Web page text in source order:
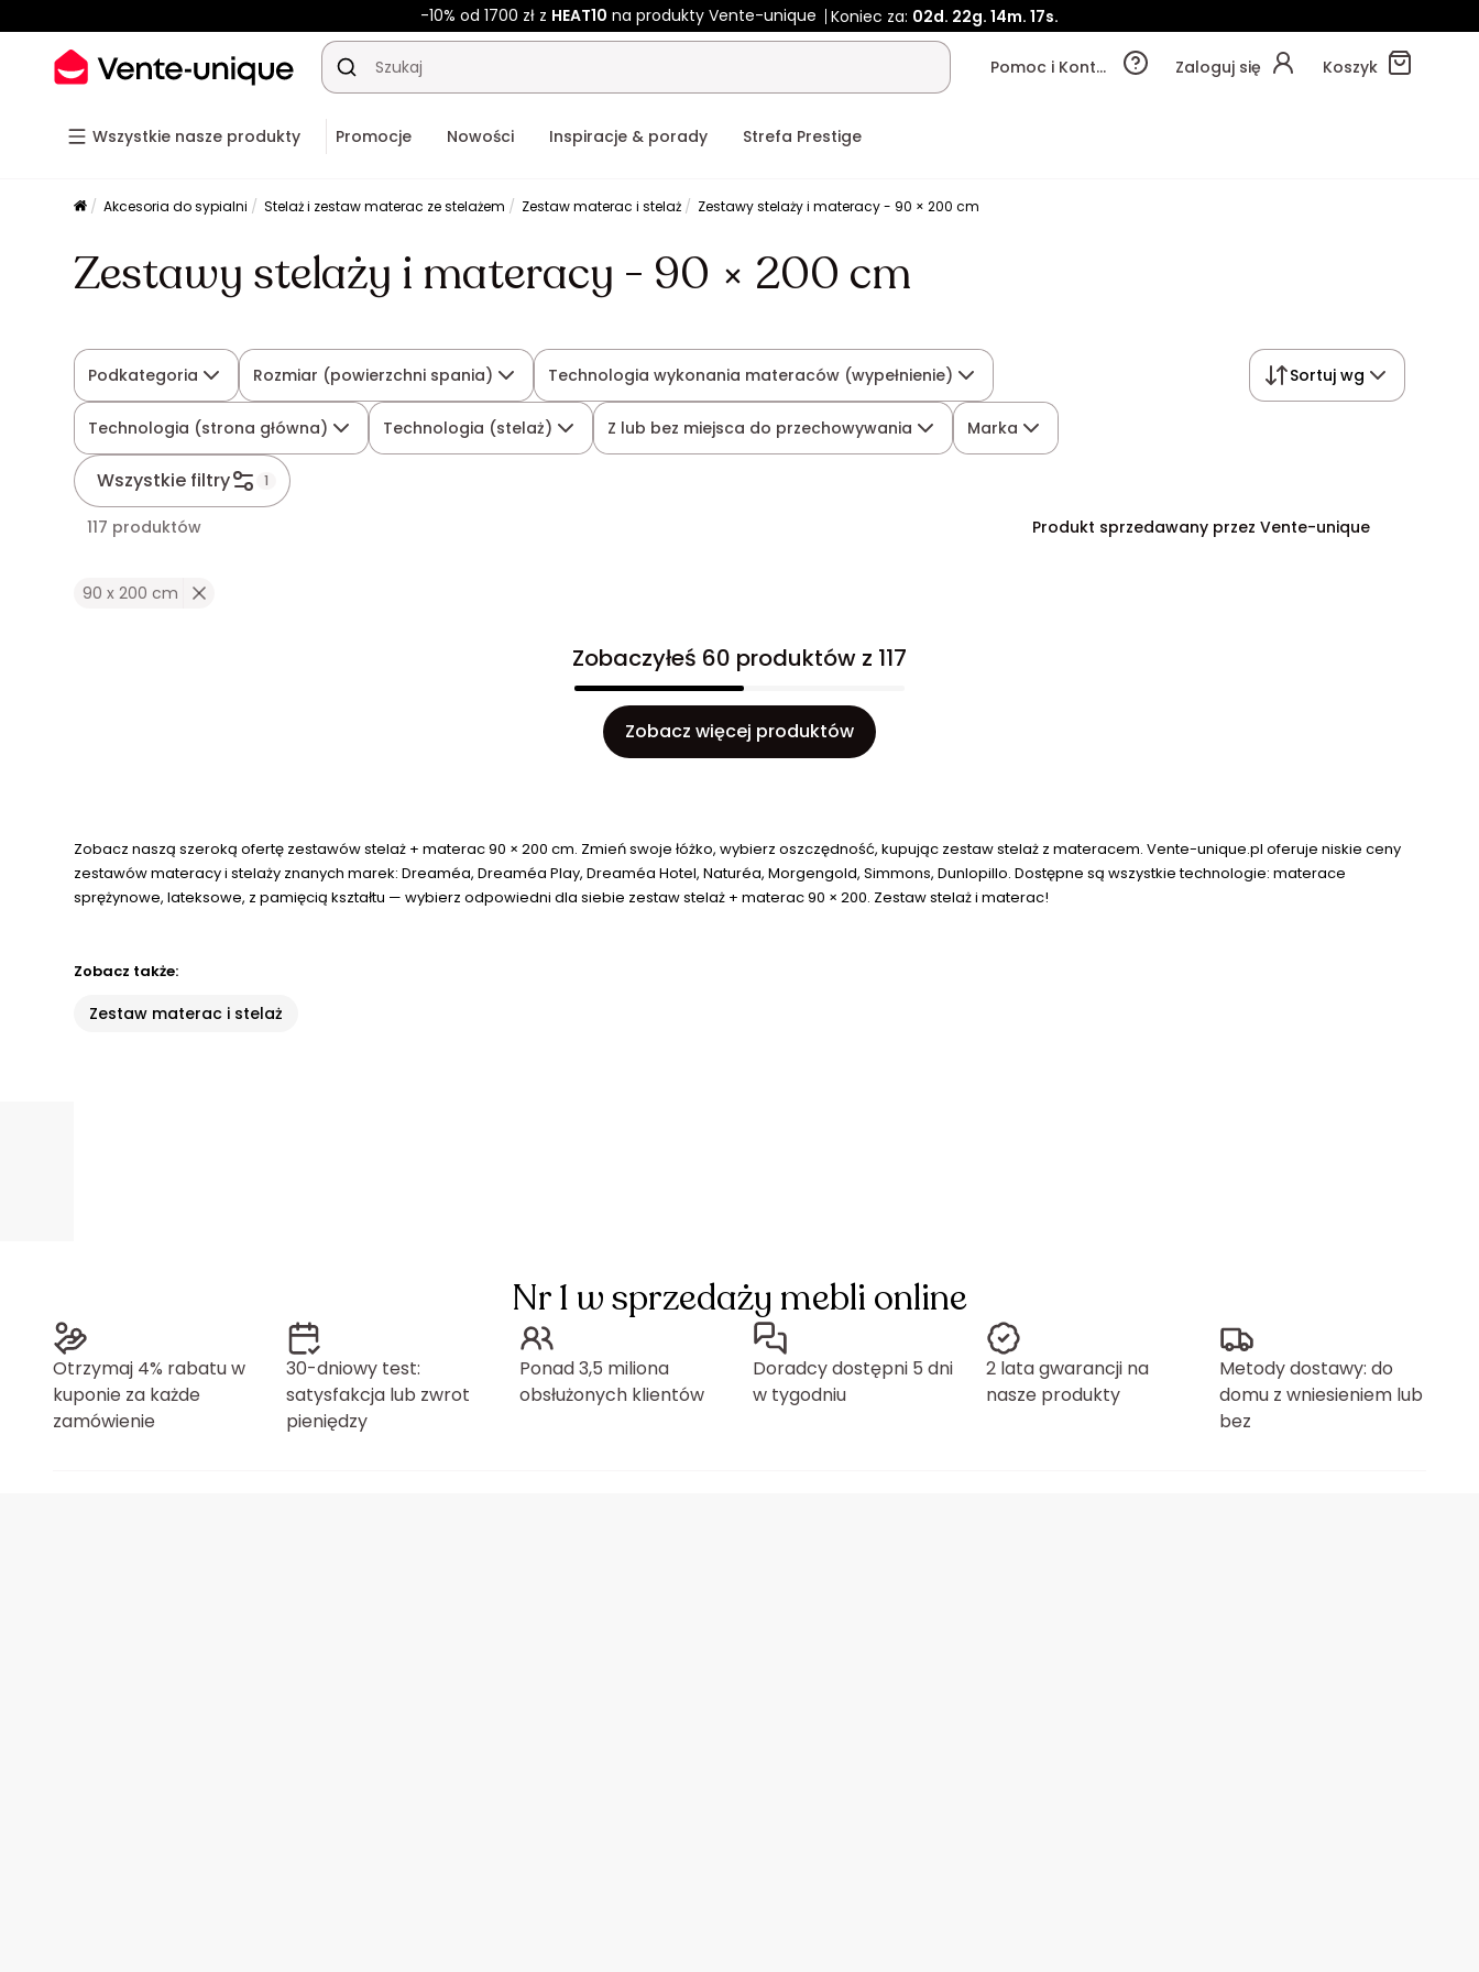
-10% od 1700 zł z HEAT10 na produkty Vente-unique Koniec za: 02d. 22g. 14m. 17s.
Pomoc i Kontakt Zaloguj się Koszyk
Wszystkie nasze produkty Promocje Nowości Inspiracje & porady Strefa Prestige
Akcesoria do sypialni Stelaż i zestaw materac ze stelażem Zestaw materac i stelaż Zestawy stelaży i materacy - 90 × 200 cm
Zestawy stelaży i materacy - 90 × 200 cm
Podkategoria Rozmiar (powierzchni spania) Technologia wykonania materaców (wypełnienie)
Technologia (strona główna) Technologia (stelaż) Z lub bez miejsca do przechowywania Marka
Wszystkie filtry 1
Sortuj wg
117 produktów Produkt sprzedawany przez Vente-unique
90 x 200 cm
Zobaczyłeś 60 produktów z 117
Zobacz więcej produktów
Zobacz naszą szeroką ofertę zestawów stelaż + materac 90 × 200 cm. Zmień swoje łóżko, wybierz oszczędność, kupując zestaw stelaż z materacem. Vente-unique.pl oferuje niskie ceny
zestawów materacy i stelaży znanych marek: Dreaméa, Dreaméa Play, Dreaméa Hotel, Naturéa, Morgengold, Simmons, Dunlopillo. Dostępne są wszystkie technologie: materace
sprężynowe, lateksowe, z pamięcią kształtu — wybierz odpowiedni dla siebie zestaw stelaż + materac 90 × 200. Zestaw stelaż i materac!
Zobacz także:
Zestaw materac i stelaż
Nr 1 w sprzedaży mebli online
Otrzymaj 4% rabatu w
kuponie za każde
zamówienie
30-dniowy test:
satysfakcja lub zwrot
pieniędzy
Ponad 3,5 miliona
obsłużonych klientów
Doradcy dostępni 5 dni
w tygodniu
2 lata gwarancji na
nasze produkty
Metody dostawy: do
domu z wniesieniem lub
bez